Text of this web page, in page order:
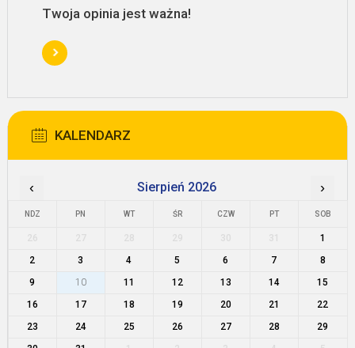
Twoja opinia jest ważna!
KALENDARZ
‹ Sierpień 2026 ›
NDZ PN WT ŚR CZW PT SOB
1
2
3 4 5 6 7
8
9
10 11 12 13 14
15
16
17 18 19 20 21
22
23
24 25 26 27 28
29